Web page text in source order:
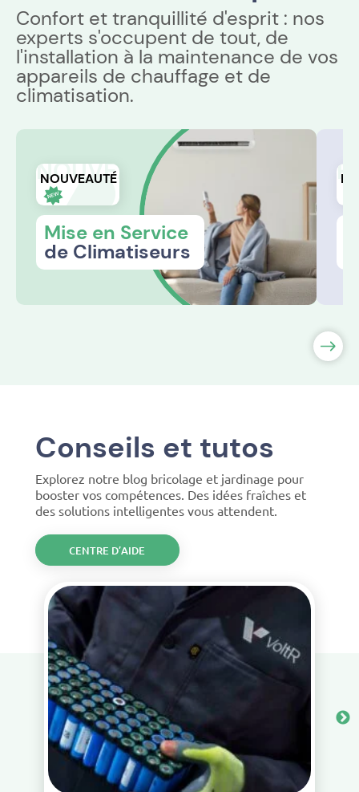
Confort et tranquillité d'esprit : nos
experts s'occupent de tout, de
l'installation à la maintenance de vos
appareils de chauffage et de
climatisation.
NOUVEAUTÉ
NOUVEAUTÉ
Mise en Service
de Climatiseurs
Conseils et tutos
Explorez notre blog bricolage et jardinage pour
booster vos compétences. Des idées fraîches et
des solutions intelligentes vous attendent.
CENTRE D’AIDE